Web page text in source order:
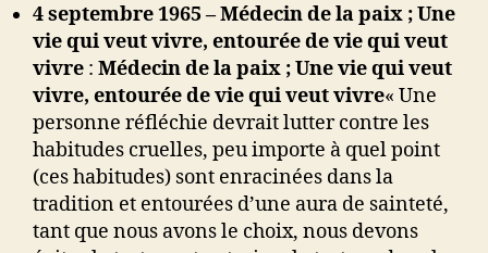
4 septembre 1965 – Médecin de la paix ; Une
vie qui veut vivre, entourée de vie qui veut
vivre : Médecin de la paix ; Une vie qui veut
vivre, entourée de vie qui veut vivre« Une
personne réfléchie devrait lutter contre les
habitudes cruelles, peu importe à quel point
(ces habitudes) sont enracinées dans la
tradition et entourées d’une aura de sainteté,
tant que nous avons le choix, nous devons